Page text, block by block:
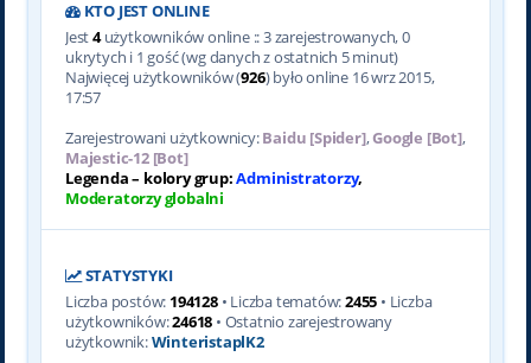
KTO JEST ONLINE
Jest4użytkowników online :: 3 zarejestrowanych, 0
ukrytych i 1 gość (wg danych z ostatnich 5 minut)
Najwięcej użytkowników (926) było online 16 wrz 2015,
17:57
Zarejestrowani użytkownicy:Baidu [Spider],Google [Bot],
Majestic-12 [Bot]
Legenda – kolory grup:Administratorzy,
Moderatorzy globalni
STATYSTYKI
Liczba postów: 194128• Liczba tematów:2455 • Liczba
użytkowników:24618 • Ostatnio zarejestrowany
użytkownik:WinteristaplK2